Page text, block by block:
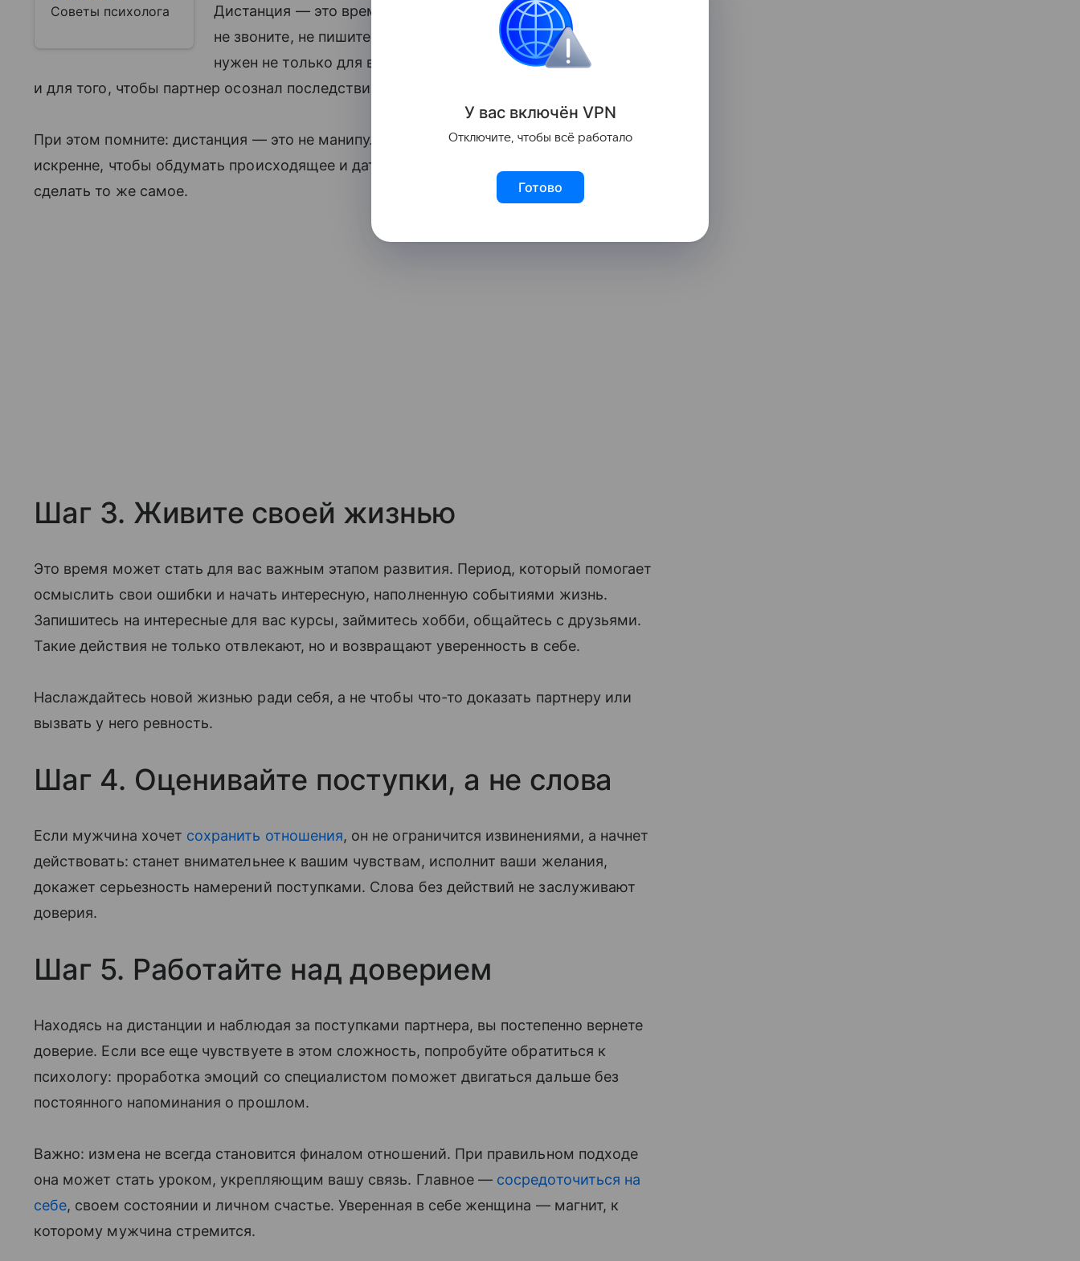
Советы психолога
Дистанция — это время, когда вы отстранитесь от мужчины:
не звоните, не пишите, не обсуждайте проблему. Этот период
нужен не только для вашего внутреннего восстановления, но
и для того, чтобы партнер осознал последствия своих действий.
При этом помните: дистанция — это не манипуляция. Уходите в собственную жизнь
искренне, чтобы обдумать происходящее и дать вашему мужчине возможность
сделать то же самое.
Шаг 3. Живите своей жизнью
Это время может стать для вас важным этапом развития. Период, который помогает
осмыслить свои ошибки и начать интересную, наполненную событиями жизнь.
Запишитесь на интересные для вас курсы, займитесь хобби, общайтесь с друзьями.
Такие действия не только отвлекают, но и возвращают уверенность в себе.
Наслаждайтесь новой жизнью ради себя, а не чтобы что-то доказать партнеру или
вызвать у него ревность.
Шаг 4. Оценивайте поступки, а не слова
Если мужчина хочет сохранить отношения, он не ограничится извинениями, а начнет
действовать: станет внимательнее к вашим чувствам, исполнит ваши желания,
докажет серьезность намерений поступками. Слова без действий не заслуживают
доверия.
Шаг 5. Работайте над доверием
Находясь на дистанции и наблюдая за поступками партнера, вы постепенно вернете
доверие. Если все еще чувствуете в этом сложность, попробуйте обратиться к
психологу: проработка эмоций со специалистом поможет двигаться дальше без
постоянного напоминания о прошлом.
Важно: измена не всегда становится финалом отношений. При правильном подходе
она может стать уроком, укрепляющим вашу связь. Главное — сосредоточиться на
себе, своем состоянии и личном счастье. Уверенная в себе женщина — магнит, к
которому мужчина стремится.
У вас включён VPN
Отключите, чтобы всё работало
Готово